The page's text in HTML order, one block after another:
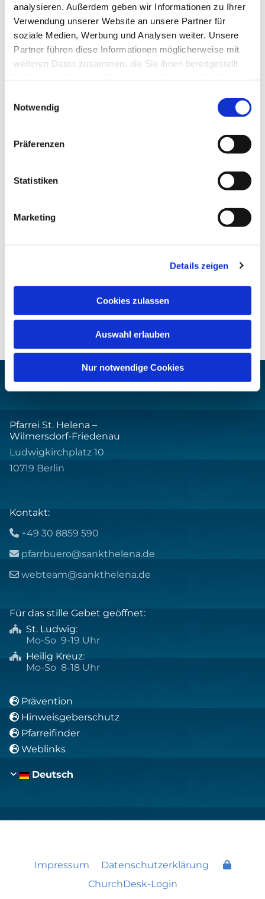
analysieren. Außerdem geben wir Informationen zu Ihrer
Verwendung unserer Website an unsere Partner für
soziale Medien, Werbung und Analysen weiter. Unsere
Partner führen diese Informationen möglicherweise mit
weiteren Daten zusammen, die Sie ihnen bereitgestellt
Notwendig
Präferenzen
Statistiken
Marketing
Details zeigen
Cookies zulassen
Auswahl erlauben
Nur notwendige Cookies
Dies könnte Sie auch
interessieren
Pfarrei St. Helena –
Wilmersdorf-Friedenau
Ludwigkirchplatz 10
10719 Berlin
Kontakt:
 +49 30 8859 590
 pfarrbuero@sankthelena.de
 webteam@sankthelena.de
Für das stille Gebet geöffnet:
 St. Ludwig:
Mo-So 9-19 Uhr
 Heilig Kreuz:
Mo-So 8-18 Uhr
 Prävention
 Hinweisgeberschutz
 Pfarreifinder
 Weblinks
Deutsch
Impressum
Datenschutzerklärung
ChurchDesk-Login